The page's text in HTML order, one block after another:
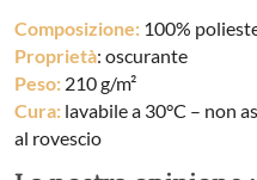
Composizione: 100%
Proprietà: oscurante
Peso: 210 g/m²
Cura: lavabile a 30°C – non
al rovescio